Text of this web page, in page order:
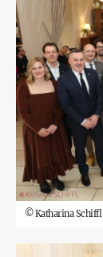
©Katharina Schiffl